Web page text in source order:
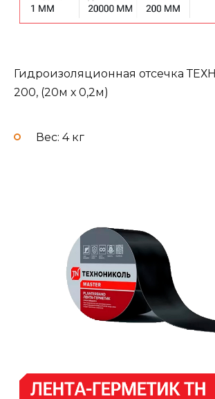
Гидроизоляционная отсечка
200, (20м х 0,2м)
Вес: 4 кг